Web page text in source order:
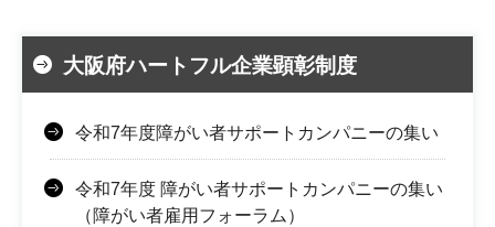
大阪府ハートフル企業顕彰制度
令和7年度障がい者サポートカンパニーの集い
令和7年度 障がい者サポートカンパニーの集い
（障がい者雇用フォーラム）